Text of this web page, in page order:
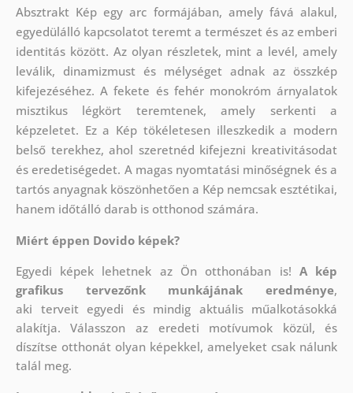
Absztrakt Kép egy arc formájában, amely fává alakul,
egyedülálló kapcsolatot teremt a természet és az emberi
identitás között. Az olyan részletek, mint a levél, amely
leválik, dinamizmust és mélységet adnak az összkép
kifejezéséhez. A fekete és fehér monokróm árnyalatok
misztikus légkört teremtenek, amely serkenti a
képzeletet. Ez a Kép tökéletesen illeszkedik a modern
belső terekhez, ahol szeretnéd kifejezni kreativitásodat
és eredetiségedet. A magas nyomtatási minőségnek és a
tartós anyagnak köszönhetően a Kép nemcsak esztétikai,
hanem időtálló darab is otthonod számára.
Miért éppen Dovido képek?
Egyedi képek lehetnek az Ön otthonában is! A kép
grafikus tervezőnk munkájának eredménye,
aki terveit egyedi és mindig aktuális műalkotásokká
alakítja. Válasszon az eredeti motívumok közül, és
díszítse otthonát olyan képekkel, amelyeket csak nálunk
talál meg.